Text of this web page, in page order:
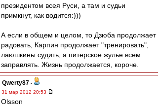
президентом всея Руси, а там и судьи
примкнут, как водится:)))
А если в общем и целом, то Дзюба продолжает
радовать, Карпин продолжает "тренировать",
лаюшкины судить, а питерское жулье всем
заправлять. Жизнь продолжается, короче.
Qwerty87 -
31 мар 2012 20:53
Olsson